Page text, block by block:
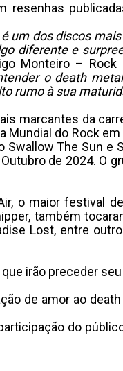
resenhas
um dos discos
diferente e
Monteiro – Rock
o death
rumo à sua
marcantes da
do Rock
The Sun e
de 2024.
o maior festival
também
Lost, entre
irão preceder
de amor ao
do